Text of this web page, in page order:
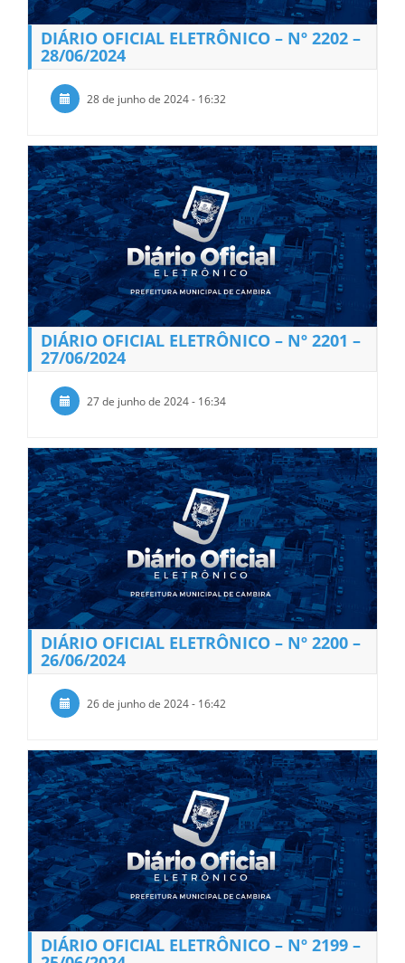
DIÁRIO OFICIAL ELETRÔNICO – Nº 2202 –
28/06/2024
28 de junho de 2024 - 16:32
DIÁRIO OFICIAL ELETRÔNICO – Nº 2201 –
27/06/2024
27 de junho de 2024 - 16:34
DIÁRIO OFICIAL ELETRÔNICO – Nº 2200 –
26/06/2024
26 de junho de 2024 - 16:42
DIÁRIO OFICIAL ELETRÔNICO – Nº 2199 –